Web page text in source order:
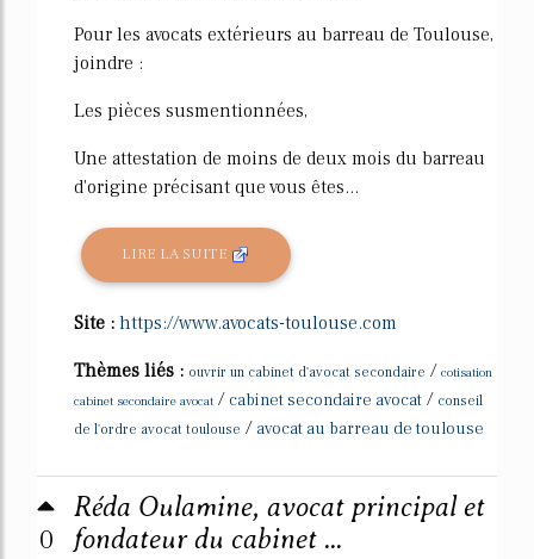
Pour les avocats extérieurs au barreau de Toulouse,
joindre :
Les pièces susmentionnées,
Une attestation de moins de deux mois du barreau
d'origine précisant que vous êtes...
LIRE LA SUITE
Site : https://www.avocats-toulouse.com
Thèmes liés : ouvrir un cabinet d'avocat secondaire / cotisation
cabinet secondaire avocat / cabinet secondaire avocat / conseil
de l'ordre avocat toulouse / avocat au barreau de toulouse
0
Réda Oulamine, avocat principal et
fondateur du cabinet ...